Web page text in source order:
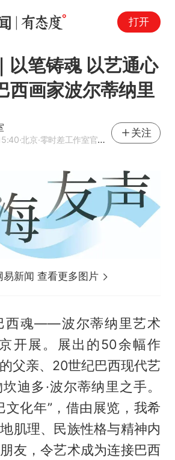
打开
以笔铸魂 以艺通心
画家波尔蒂纳里
·北京·零时差工作室官方网易号
关注
易新闻 查看更多图片
西魂——波尔蒂纳里艺术
开展。展出的50余幅作
父亲、20世纪巴西现代艺
迪多·波尔蒂纳里之手。
文化年”，借由展览，我希
肌理、民族性格与精神内
友，令艺术成为连接巴西